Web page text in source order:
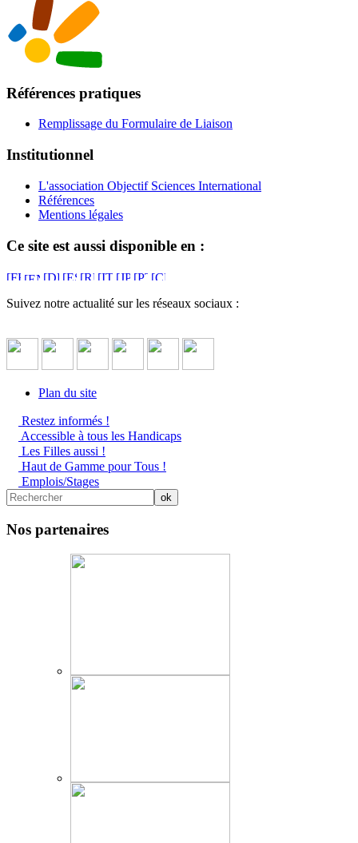
Références pratiques
Remplissage du Formulaire de Liaison
Institutionnel
L'association Objectif Sciences International
Références
Mentions légales
Ce site est aussi disponible en :
Suivez notre actualité sur les réseaux sociaux :
Plan du site
Restez informés !
Accessible à tous les Handicaps
Les Filles aussi !
Haut de Gamme pour Tous !
Emplois/Stages
Nos partenaires